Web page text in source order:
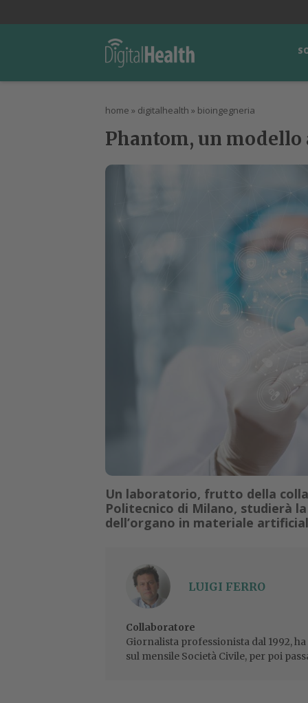
home » digitalhealth » bioingegneria
Phantom, un
Un laboratorio, frutto della
Politecnico di Milano, studierà
dell’organo in materiale
LUIGI FERRO
Collaboratore
Giornalista professionista dal 1992,
sul mensile Società Civile, per poi